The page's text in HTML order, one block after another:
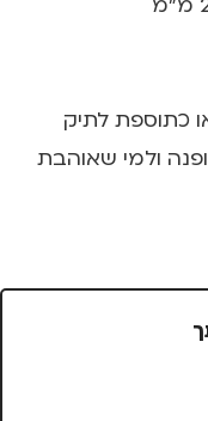
כתוספת לתיק
ולמי שאוהבת